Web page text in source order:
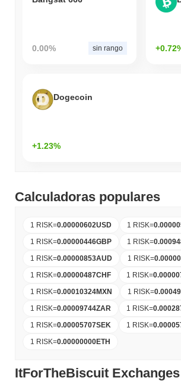
0.00% sin rango
Dogecoin
+1.23%
Calculadoras populares
1 RISK=0.00000602USD 1 RISK=
1 RISK=0.00000446GBP 1 RISK=
1 RISK=0.00000853AUD 1 RISK=
1 RISK=0.00000487CHF 1 RISK=
1 RISK=0.00010324MXN 1 RISK=
1 RISK=0.00009744ZAR 1 RISK=
1 RISK=0.00005707SEK 1 RISK=
1 RISK=0.00000000ETH
ItForTheBiscuit Exchanges